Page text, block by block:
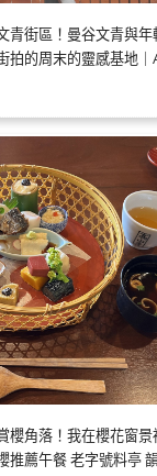
青街區！曼谷文青與
的周末的靈感基地｜
櫻角落！我在櫻花窗
推薦午餐 老字號料亭